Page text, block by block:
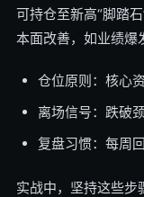
可持仓至新高“脚踏
本面改善，如业绩爆
仓位原则：核心
离场信号：跌破
复盘习惯：每周
实战中，坚持这些步